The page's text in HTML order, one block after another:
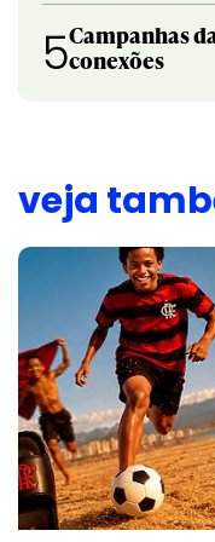
5Campanhas
conexões
veja